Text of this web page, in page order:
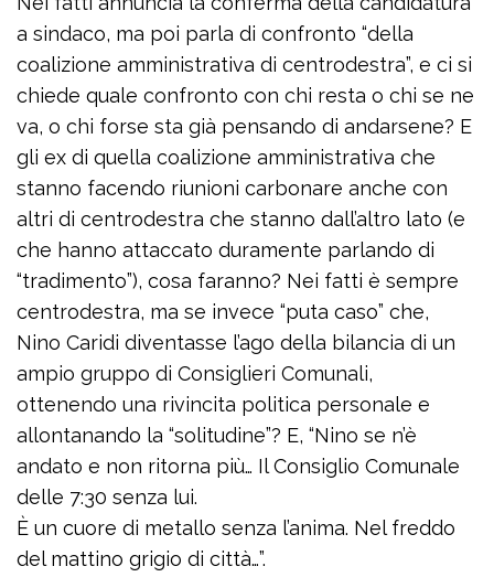
a sindaco, ma poi parla di confronto “della
coalizione amministrativa di centrodestra”, e ci si
chiede quale confronto con chi resta o chi se ne
va, o chi forse sta già pensando di andarsene? E
gli ex di quella coalizione amministrativa che
stanno facendo riunioni carbonare anche con
altri di centrodestra che stanno dall’altro lato (e
che hanno attaccato duramente parlando di
“tradimento”), cosa faranno? Nei fatti è sempre
centrodestra, ma se invece “puta caso” che,
Nino Caridi diventasse l’ago della bilancia di un
ampio gruppo di Consiglieri Comunali,
ottenendo una rivincita politica personale e
allontanando la “solitudine”? E, “Nino se n’è
andato e non ritorna più… Il Consiglio Comunale
delle 7:30 senza lui.
È un cuore di metallo senza l’anima. Nel freddo
del mattino grigio di città…”.